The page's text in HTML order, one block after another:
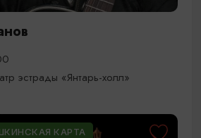
эстрады «Янтарь-холл»
КАРТА